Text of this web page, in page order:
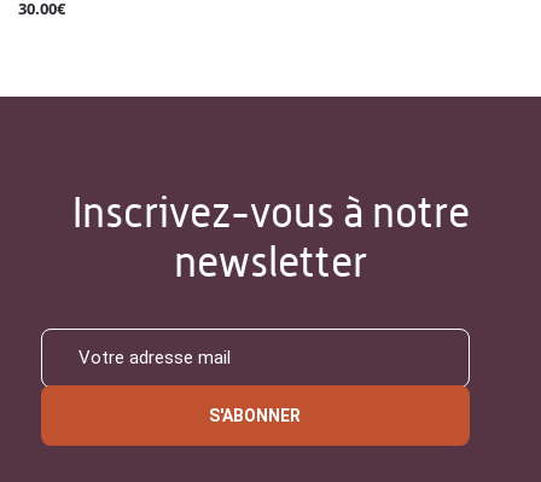
30.00€
Inscrivez-vous à notre
newsletter
S'ABONNER